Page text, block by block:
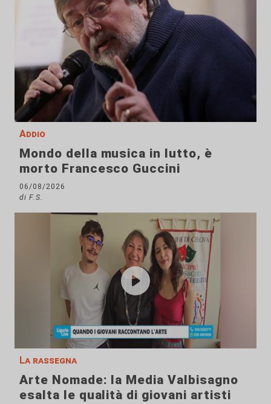
Addio
Mondo della musica in lutto, è
morto Francesco Guccini
06/08/2026
di F.S.
La rassegna
Arte Nomade: la Media Valbisagno
esalta le qualità di giovani artisti